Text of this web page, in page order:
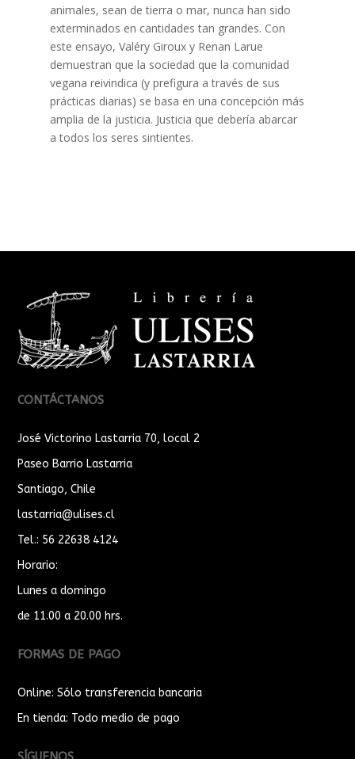
animales, sean de tierra o mar, nunca han sido
exterminados en cantidades tan grandes. Con
este ensayo, Valéry Giroux y Renan Larue
demuestran que la sociedad que la comunidad
vegana reivindica (y prefigura a través de sus
prácticas diarias) se basa en una concepción más
amplia de la justicia. Justicia que debería abarcar
a todos los seres sintientes.
CONTÁCTANOS
José Victorino Lastarria 70, local 2
Paseo Barrio Lastarria
Santiago, Chile
lastarria@ulises.cl
Tel.: 56 22638 4124
Horario:
Lunes a domingo
de 11.00 a 20.00 hrs.
FORMAS DE PAGO
Online: Sólo transferencia bancaria
En tienda: Todo medio de pago